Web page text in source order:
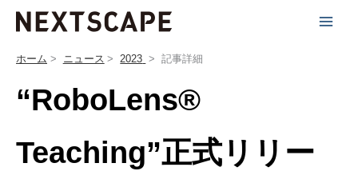
ホーム ニュース 2023 記事詳細
“RoboLens®
Teaching”正式リリー